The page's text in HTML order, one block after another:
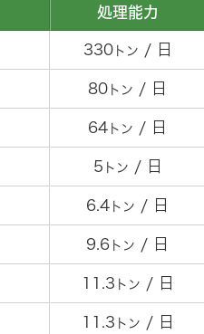
処理能力
330トン / 日
80 トン / 日
64 トン / 日
5 トン / 日
6.4 トン / 日
9.6 トン / 日
11.3 トン / 日
11.3 トン / 日